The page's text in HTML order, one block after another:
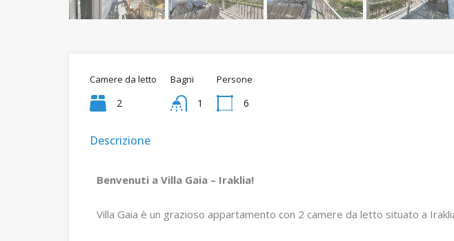
Camere da letto
2
Bagni
1
Persone
6
Descrizione
Benvenuti a Villa Gaia – Iraklia!
Villa Gaia è un grazioso appartamento con 2 camere da letto situato a